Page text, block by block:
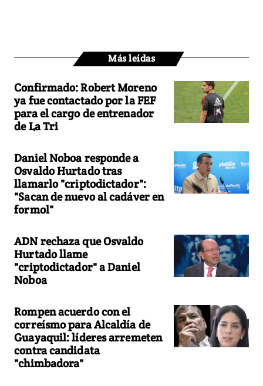
Más leídas
Confirmado: Robert Moreno
ya fue contactado por la FEF
para el cargo de entrenador
de La Tri
Daniel Noboa responde a
Osvaldo Hurtado tras
llamarlo "criptodictador":
"Sacan de nuevo al cadáver en
formol"
ADN rechaza que Osvaldo
Hurtado llame
"criptodictador" a Daniel
Noboa
Rompen acuerdo con el
correísmo para Alcaldía de
Guayaquil: líderes arremeten
contra candidata
"chimbadora"